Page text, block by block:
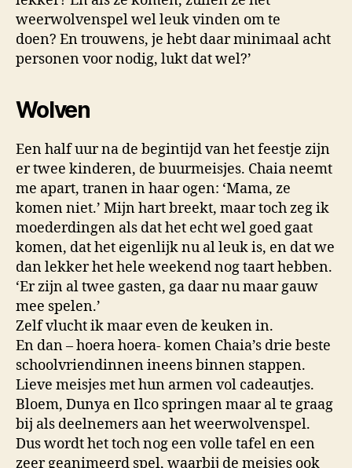
weerwolvenspel wel leuk vinden om te
doen? En trouwens, je hebt daar minimaal acht
personen voor nodig, lukt dat wel?’
Wolven
Een half uur na de begintijd van het feestje zijn
er twee kinderen, de buurmeisjes. Chaia neemt
me apart, tranen in haar ogen: ‘Mama, ze
komen niet.’ Mijn hart breekt, maar toch zeg ik
moederdingen als dat het echt wel goed gaat
komen, dat het eigenlijk nu al leuk is, en dat we
dan lekker het hele weekend nog taart hebben.
‘Er zijn al twee gasten, ga daar nu maar gauw
mee spelen.’
Zelf vlucht ik maar even de keuken in.
En dan – hoera hoera- komen Chaia’s drie beste
schoolvriendinnen ineens binnen stappen.
Lieve meisjes met hun armen vol cadeautjes.
Bloem, Dunya en Ilco springen maar al te graag
bij als deelnemers aan het weerwolvenspel.
Dus wordt het toch nog een volle tafel en een
zeer geanimeerd spel, waarbij de meisjes ook